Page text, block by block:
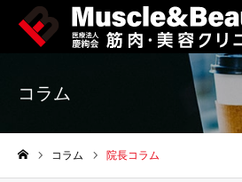
コラム
コラム 院長コラム